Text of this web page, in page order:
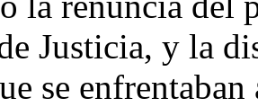
Justicia, y la
se